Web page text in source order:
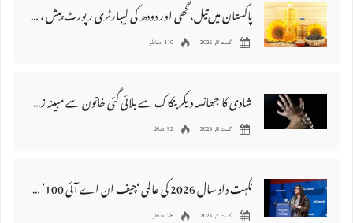
پاکستان میں‌تیل، گھی اور دودھ کی لیبارٹری رپورٹ پیش ، 176 نمونے غیر معیاری قرار
اگست 8, 2026 110 مناظر
شادی کا جھانسہ دیکر بنکاک سے بلائی گئی خاتون سے مبینہ زیادتی، ملزم گرفتار
اگست 8, 2026 92 مناظر
نگہت داد سال 2026 کی عالمی ‘چیف ان اے آئی 100’ فہرست میں شامل
اگست 7, 2026 78 مناظر